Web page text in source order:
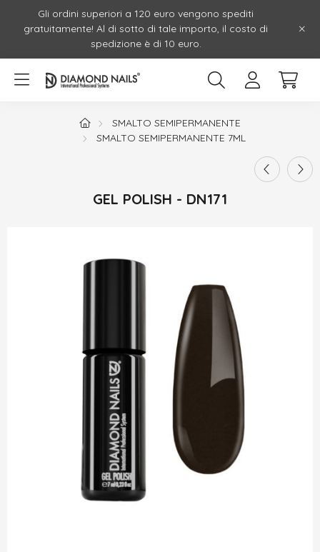
Gli ordini superiori a 120 euro vengono spediti
gratuitamente! Al di sotto di tale importo, il costo di
spedizione è di 10 euro.
SMALTO SEMIPERMANENTE
SMALTO SEMIPERMANENTE 7ML
GEL POLISH - DN171